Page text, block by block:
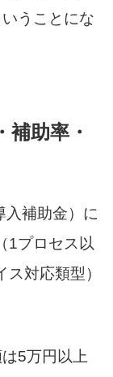
うことにな
補助率・
入補助金）に
1プロセス以
ス対応類型）
5万円以上